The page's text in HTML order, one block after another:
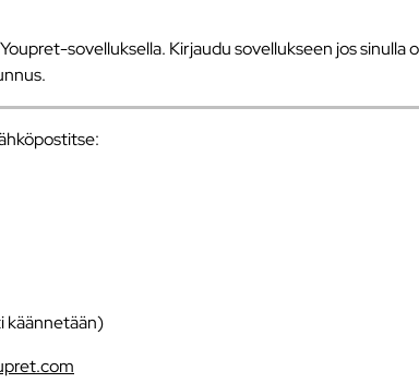
sovelluksella. Kirjaudu sovellukseen jos sinulla
käännetään)